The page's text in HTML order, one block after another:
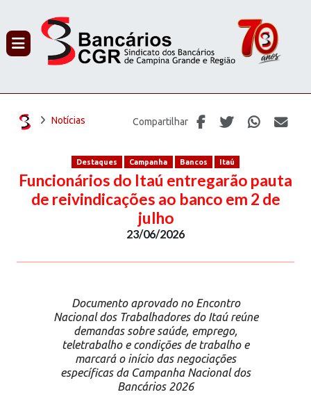
Notícias Compartilhar
Destaques Campanha Bancos Itaú
Funcionários do Itaú entregarão pauta
de reivindicações ao banco em 2 de
julho
23/06/2026
Documento aprovado no Encontro
Nacional dos Trabalhadores do Itaú reúne
demandas sobre saúde, emprego,
teletrabalho e condições de trabalho e
marcará o início das negociações
específicas da Campanha Nacional dos
Bancários 2026